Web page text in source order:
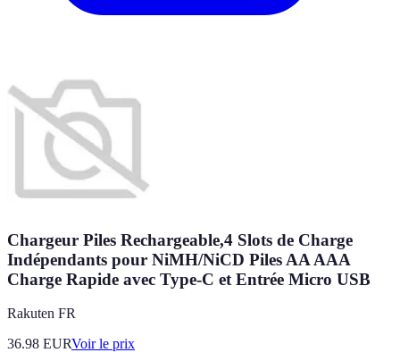
Chargeur Piles Rechargeable,4 Slots de Charge
Indépendants pour NiMH/NiCD Piles AA AAA
Charge Rapide avec Type-C et Entrée Micro USB
Rakuten FR
36.98 EURVoir le prix